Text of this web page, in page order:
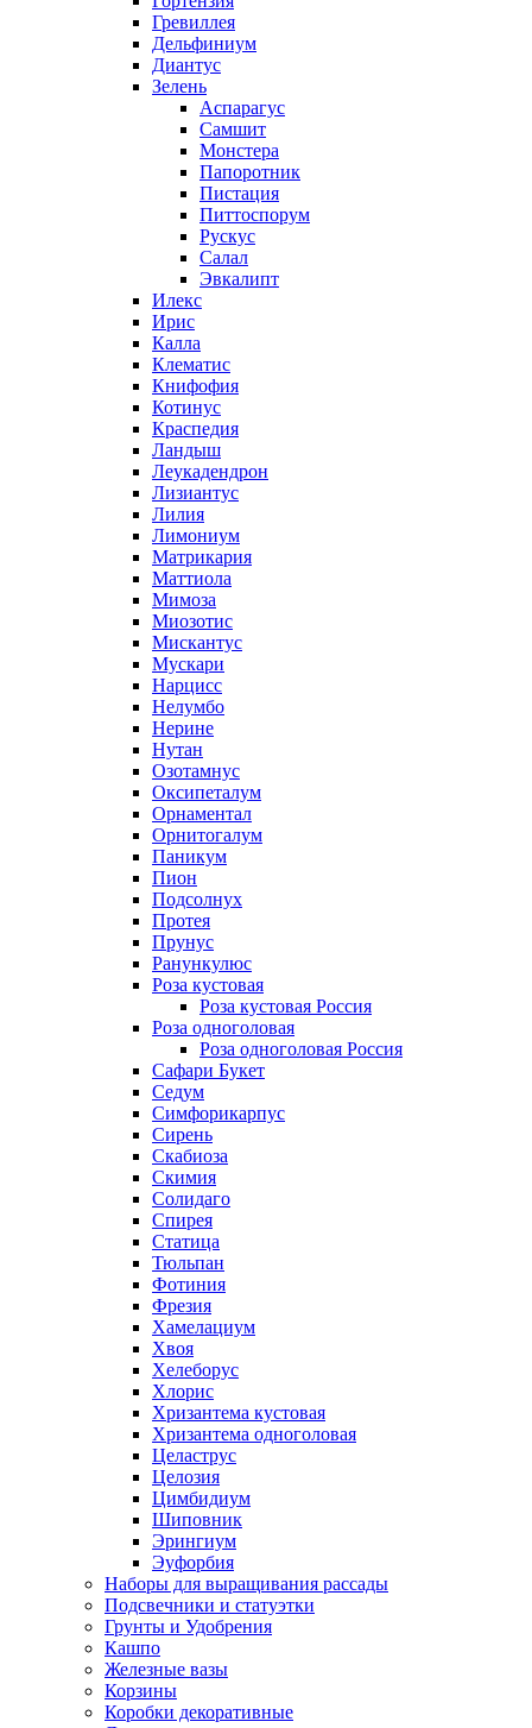
Гревиллея
Дельфиниум
Диантус
Зелень
Аспарагус
Самшит
Монстера
Папоротник
Пистация
Питтоспорум
Рускус
Салал
Эвкалипт
Илекс
Ирис
Калла
Клематис
Книфофия
Котинус
Краспедия
Ландыш
Леукадендрон
Лизиантус
Лилия
Лимониум
Матрикария
Маттиола
Мимоза
Миозотис
Мискантус
Мускари
Нарцисс
Нелумбо
Нерине
Нутан
Озотамнус
Оксипеталум
Орнаментал
Орнитогалум
Паникум
Пион
Подсолнух
Протея
Прунус
Ранункулюс
Роза кустовая
Роза кустовая Россия
Роза одноголовая
Роза одноголовая Россия
Сафари Букет
Седум
Симфорикарпус
Сирень
Скабиоза
Скимия
Солидаго
Спирея
Статица
Тюльпан
Фотиния
Фрезия
Хамелациум
Хвоя
Хелеборус
Хлорис
Хризантема кустовая
Хризантема одноголовая
Целаструс
Целозия
Цимбидиум
Шиповник
Эрингиум
Эуфорбия
Наборы для выращивания рассады
Подсвечники и статуэтки
Грунты и Удобрения
Кашпо
Железные вазы
Корзины
Коробки декоративные